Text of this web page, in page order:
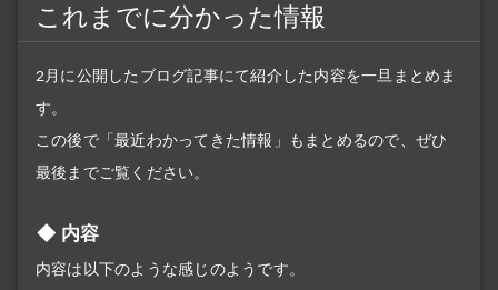
これまでに分かった情報
2月に公開したブログ記事にて紹介した内容を一旦まとめま
す。
この後で「最近わかってきた情報」もまとめるので、ぜひ
最後までご覧ください。
内容
内容は以下のような感じのようです。